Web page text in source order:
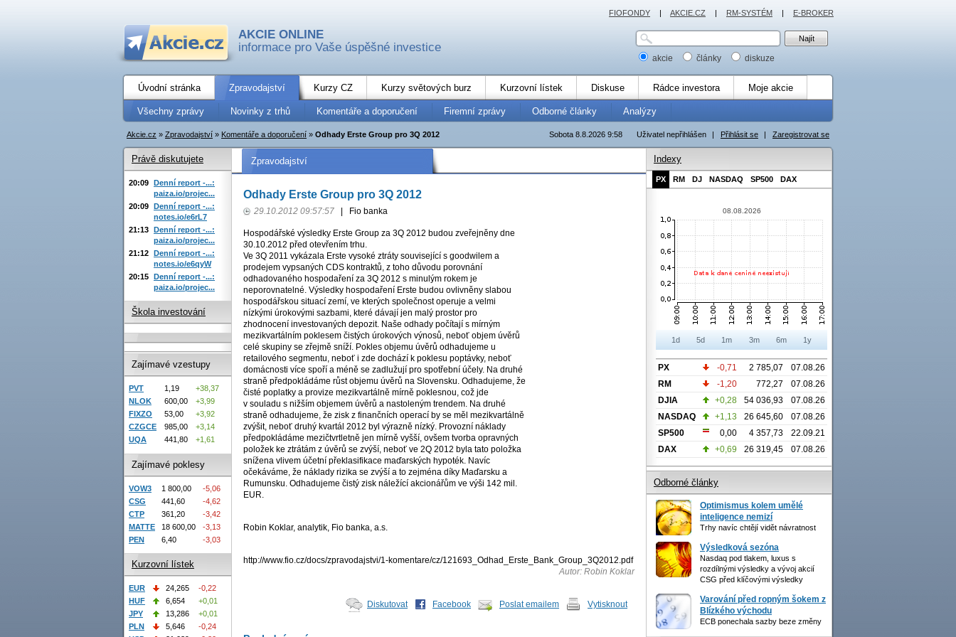
AKCIE ONLINE
informace pro Vaše úspěšné investice
akcie články diskuze
Úvodní stránka Zpravodajství Kurzy CZ Kurzy světových burz Kurzovní lístek Diskuse Rádce investora Moje akcie
Všechny zprávy Novinky z trhů Komentáře a doporučení Firemní zprávy Odborné články Analýzy
Uživatel nepřihlášen | Přihlásit se | Zaregistrovat se
Sobota 8.8.2026 9:58
Akcie.cz » Zpravodajství » Komentáře a doporučení » Odhady Erste Group pro 3Q 2012
Zpravodajství
Odhady Erste Group pro 3Q 2012
29.10.2012 09:57:57 Fio banka
Hospodářské výsledky Erste Group za 3Q 2012 budou zveřejněny dne
30.10.2012 před otevřením trhu.
Ve 3Q 2011 vykázala Erste vysoké ztráty související s goodwilem a
prodejem vypsaných CDS kontraktů, z toho důvodu porovnání
odhadovaného hospodaření za 3Q 2012 s minulým rokem je
neporovnatelné. Výsledky hospodaření Erste budou ovlivněny slabou
hospodářskou situací zemí, ve kterých společnost operuje a velmi
nízkými úrokovými sazbami, které dávají jen malý prostor pro
zhodnocení investovaných depozit. Naše odhady počítají s mírným
mezikvartálním poklesem čistých úrokových výnosů, neboť objem úvěrů
celé skupiny se zřejmě sníží. Pokles objemu úvěrů odhadujeme u
retailového segmentu, neboť i zde dochází k poklesu poptávky, neboť
domácnosti více spoří a méně se zadlužují pro spotřební účely. Na druhé
straně předpokládáme růst objemu úvěrů na Slovensku. Odhadujeme, že
čisté poplatky a provize mezikvartálně mírně poklesnou, což jde
v souladu s nižším objemem úvěrů a nastoleným trendem. Na druhé
straně odhadujeme, že zisk z finančních operací by se měl mezikvartálně
zvýšit, neboť druhý kvartál 2012 byl výrazně nízký. Provozní náklady
předpokládáme mezičtvrtletně jen mírně vyšší, ovšem tvorba opravných
položek ke ztrátám z úvěrů se zvýší, neboť ve 2Q 2012 byla tato položka
snížena vlivem účetní překlasifikace maďarských hypoték. Navíc
očekáváme, že náklady rizika se zvýší a to zejména díky Maďarsku a
Rumunsku. Odhadujeme čistý zisk náležící akcionářům ve výši 142 mil.
EUR.
Robin Koklar, analytik, Fio banka, a.s.
http://www.fio.cz/docs/zpravodajstvi/1-komentare/cz/121693_Odhad_Erste_Bank_Group_3Q2012.pdf
Autor: Robin Koklar
Diskutovat Facebook Poslat emailem Vytisknout
Právě diskutujete
20:09 Denní report -...:
paiza.io/projec...
20:09 Denní report -...:
notes.io/e6rL7
21:13 Denní report -...:
paiza.io/projec...
21:12 Denní report -...:
notes.io/e6qyW
20:15 Denní report -...:
paiza.io/projec...
Škola investování
Zajímavé vzestupy
PVT 1,19
+38,37
NLOK
600,00
+3,99
FIXZO
53,00
+3,92
CZGCE
985,00
+3,14
UQA
441,80 +1,61
Zajímavé poklesy
VOW3 1 800,00
-5,06
CSG
441,60
-4,62
CTP
361,20
-3,42
MATTE
18 600,00
-3,13
PEN
6,40 -3,03
Kurzovní lístek
EUR 24,265
-0,22
HUF
6,654
+0,01
JPY
13,286
+0,01
PLN
5,646
-0,24
Indexy
PX RM DJ NASDAQ SP500 DAX
08.08.2026
1d 5d 1m 3m 6m 1y
PX -0,71 2 785,07
07.08.26
RM
-1,20 772,27
07.08.26
DJIA
+0,28 54 036,93
07.08.26
NASDAQ
+1,13 26 645,60
07.08.26
SP500
0,00 4 357,73
22.09.21
DAX
+0,69 26 319,45 07.08.26
Odborné články
Optimismus kolem umělé
inteligence nemizí
Trhy navíc chtějí vidět návratnost
Výsledková sezóna
Nasdaq pod tlakem, luxus s
rozdílnými výsledky a vývoj akcií
CSG před klíčovými výsledky
Varování před ropným šokem z
Blízkého východu
ECB ponechala sazby beze změny
FIOFONDY | AKCIE.CZ | RM-SYSTÉM | E-BROKER